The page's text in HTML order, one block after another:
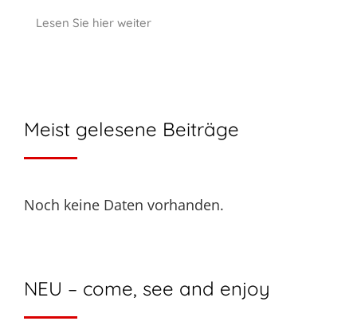
Lesen Sie hier weiter
Meist gelesene Beiträge
Noch keine Daten vorhanden.
NEU – come, see and enjoy